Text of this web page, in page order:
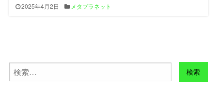
2025年4月2日 メタプラネット
検
索: